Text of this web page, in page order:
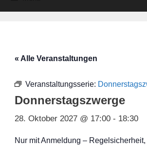
« Alle Veranstaltungen
Veranstaltungsserie:
Donnerstagszwerge
28. Oktober 2027 @ 17:00 - 18:30
Nur mit Anmeldung –